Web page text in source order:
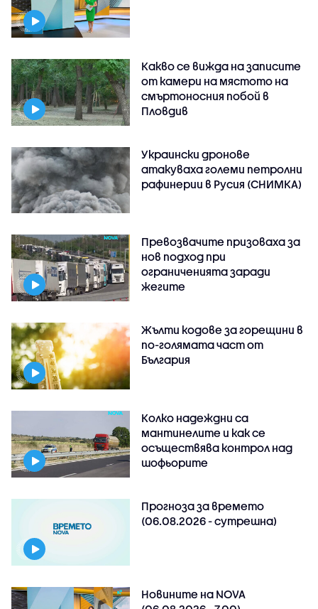
Какво се вижда на записите
от камери на мястото на
смъртоносния побой в
Пловдив
Украински дронове
атакуваха големи петролни
рафинерии в Русия (СНИМКА)
Превозвачите призоваха за
нов подход при
ограниченията заради
жегите
Жълти кодове за горещини в
по-голямата част от
България
Колко надеждни са
мантинелите и как се
осъществява контрол над
шофьорите
Прогноза за времето
(06.08.2026 - сутрешна)
Новините на NOVA